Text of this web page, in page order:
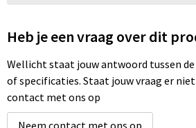
Heb je een vraag over dit
Wellicht staat jouw antwoord tussen
of specificaties. Staat jouw vraag er
contact met ons op
Neem contact met ons op